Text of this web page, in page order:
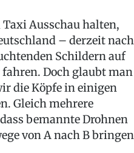
Ausschau halten,
– derzeit nach
Schildern auf
Doch glaubt man
die Köpfe in einigen
Gleich mehrere
bemannte Drohnen
von A nach B